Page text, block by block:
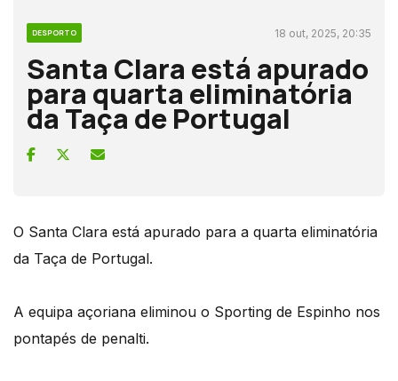
DESPORTO 18 out, 2025, 20:35
Santa Clara está apurado
para quarta eliminatória
da Taça de Portugal
O Santa Clara está apurado para a quarta eliminatória
da Taça de Portugal.
A equipa açoriana eliminou o Sporting de Espinho nos
pontapés de penalti.